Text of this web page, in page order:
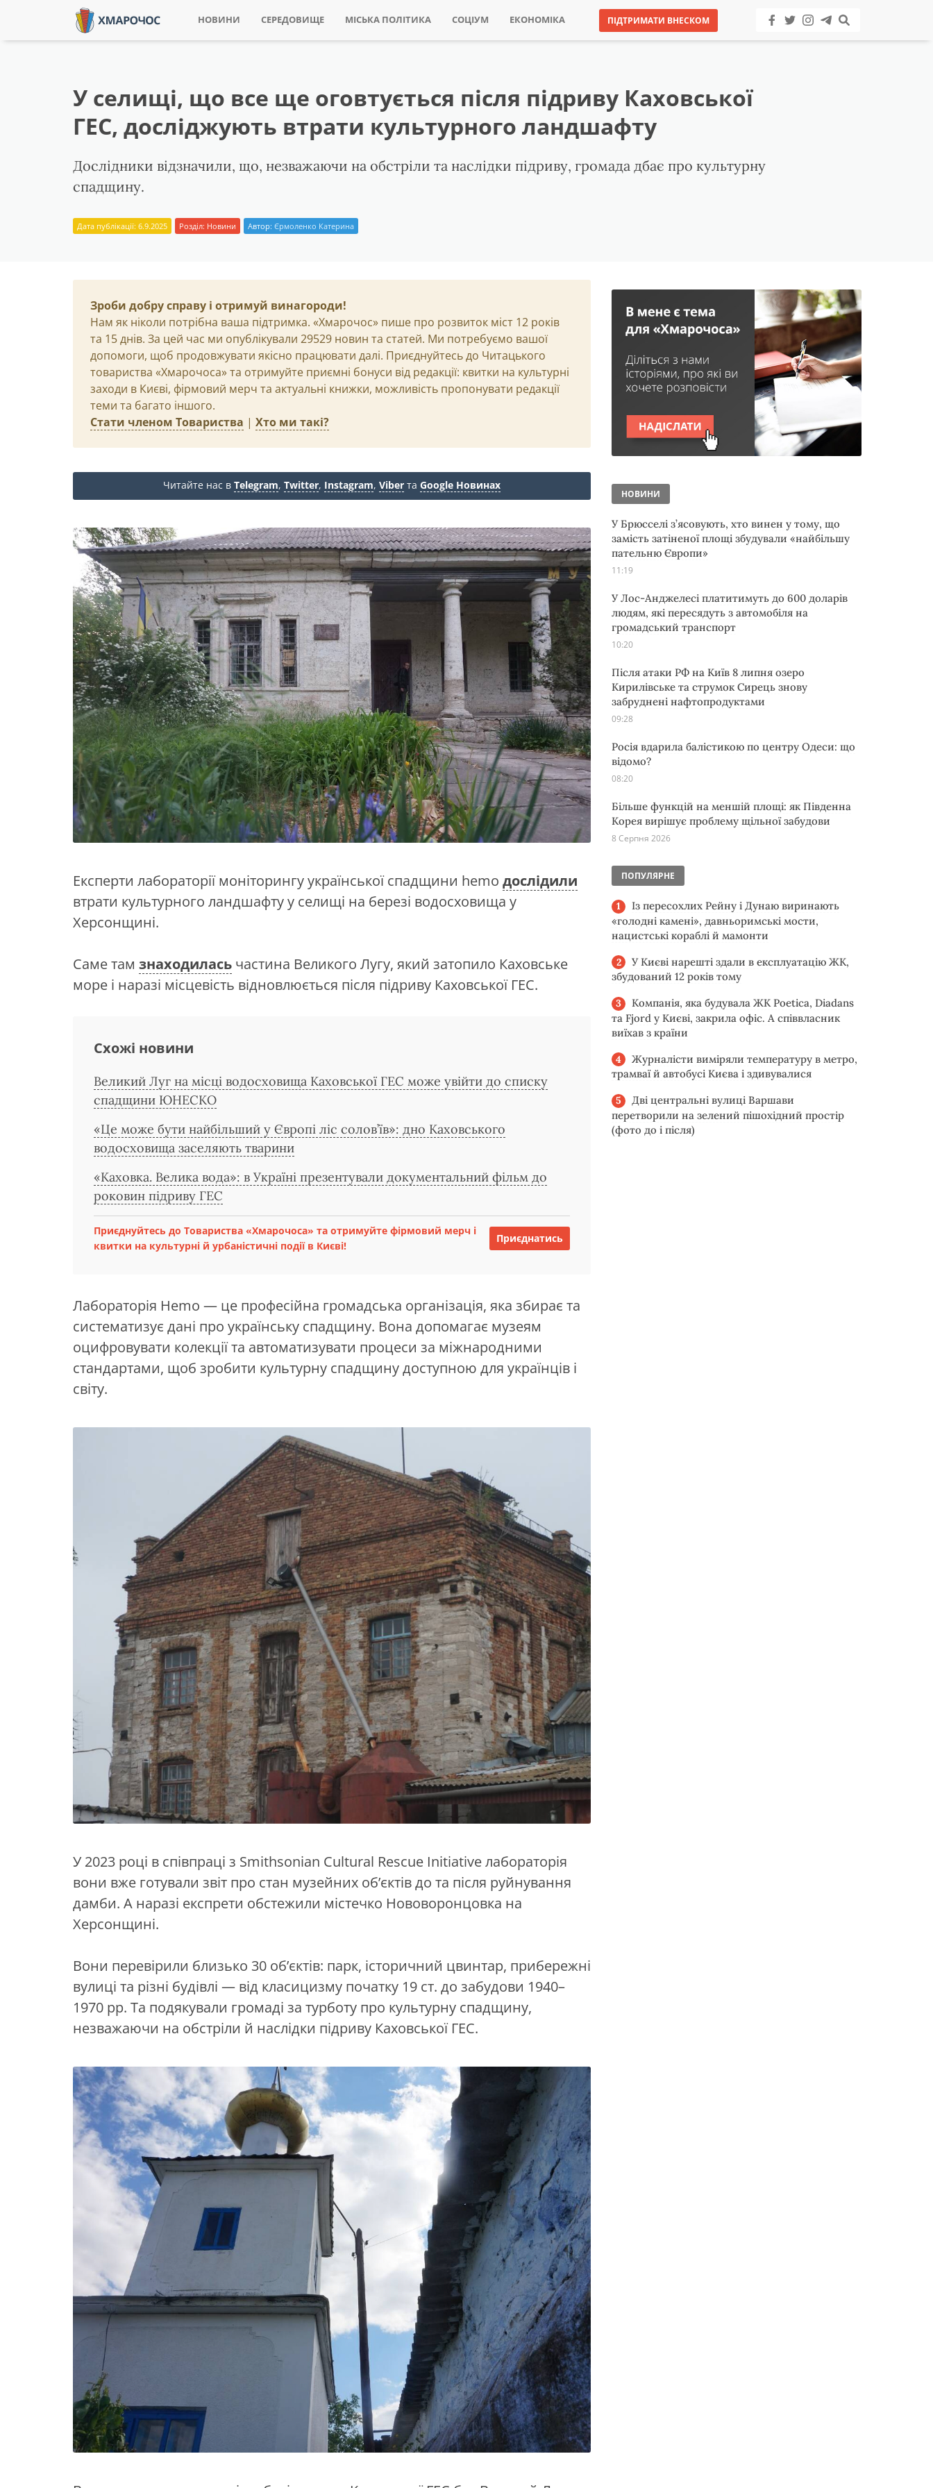
НОВИНИ СЕРЕДОВИЩЕ МІСЬКА ПОЛІТИКА СОЦІУМ ЕКОНОМІКА ПІДТРИМАТИ ВНЕСКОМ
У селищі, що все ще оговтується після підриву Каховської
ГЕС, досліджують втрати культурного ландшафту
Дослідники відзначили, що, незважаючи на обстріли та наслідки підриву, громада дбає про культурну
спадщину.
Дата публікації: 6.9.2025 Розділ: Новини Автор: Єрмоленко Катерина
Зроби добру справу і отримуй винагороди!
Нам як ніколи потрібна ваша підтримка. «Хмарочос» пише про розвиток міст 12 років
та 15 днів. За цей час ми опублікували 29529 новин та статей. Ми потребуємо вашої
допомоги, щоб продовжувати якісно працювати далі. Приєднуйтесь до Читацького
товариства «Хмарочоса» та отримуйте приємні бонуси від редакції: квитки на культурні
заходи в Києві, фірмовий мерч та актуальні книжки, можливість пропонувати редакції
теми та багато іншого.
Стати членом Товариства | Хто ми такі?
Читайте нас в Telegram, Twitter, Instagram, Viber та Google Новинах
Експерти лабораторії моніторингу української спадщини hemo дослідили
втрати культурного ландшафту у селищі на березі водосховища у
Херсонщині.
Саме там знаходилась частина Великого Лугу, який затопило Каховське
море і наразі місцевість відновлюється після підриву Каховської ГЕС.
Схожі новини
Великий Луг на місці водосховища Каховської ГЕС може увійти до списку
спадщини ЮНЕСКО
«Це може бути найбільший у Європі ліс солов’їв»: дно Каховського
водосховища заселяють тварини
«Каховка. Велика вода»: в Україні презентували документальний фільм до
роковин підриву ГЕС
Приєднуйтесь до Товариства «Хмарочоса» та отримуйте фірмовий мерч і
квитки на культурні й урбаністичні події в Києві!
Приєднатись
Лабораторія Hemo — це професійна громадська організація, яка збирає та
систематизує дані про українську спадщину. Вона допомагає музеям
оцифровувати колекції та автоматизувати процеси за міжнародними
стандартами, щоб зробити культурну спадщину доступною для українців і
світу.
У 2023 році в співпраці з Smithsonian Cultural Rescue Initiative лабораторія
вони вже готували звіт про стан музейних об’єктів до та після руйнування
дамби. А наразі експрети обстежили містечко Нововоронцовка на
Херсонщині.
Вони перевірили близько 30 об’єктів: парк, історичний цвинтар, прибережні
вулиці та різні будівлі — від класицизму початку 19 ст. до забудови 1940–
1970 рр. Та подякували громаді за турботу про культурну спадщину,
незважаючи на обстріли й наслідки підриву Каховської ГЕС.
НОВИНИ
У Брюсселі з’ясовують, хто винен у тому, що
замість затіненої площі збудували «найбільшу
пательню Європи»
11:19
У Лос-Анджелесі платитимуть до 600 доларів
людям, які пересядуть з автомобіля на
громадський транспорт
10:20
Після атаки РФ на Київ 8 липня озеро
Кирилівське та струмок Сирець знову
забруднені нафтопродуктами
09:28
Росія вдарила балістикою по центру Одеси: що
відомо?
08:20
Більше функцій на меншій площі: як Південна
Корея вирішує проблему щільної забудови
8 Серпня 2026
ПОПУЛЯРНЕ
Із пересохлих Рейну і Дунаю виринають
«голодні камені», давньоримські мости,
нацистські кораблі й мамонти
У Києві нарешті здали в експлуатацію ЖК,
збудований 12 років тому
Компанія, яка будувала ЖК Poetica, Diadans
та Fjord у Києві, закрила офіс. А співвласник
виїхав з країни
Журналісти виміряли температуру в метро,
трамваї й автобусі Києва і здивувалися
Дві центральні вулиці Варшави
перетворили на зелений пішохідний простір
(фото до і після)